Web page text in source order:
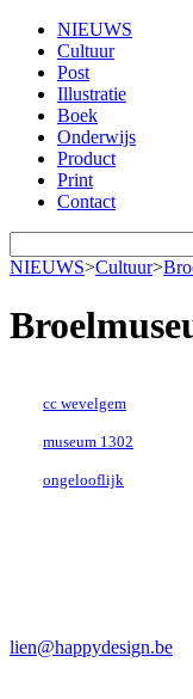
NIEUWS
Cultuur
Post
Illustratie
Boek
Onderwijs
Product
Print
Contact
NIEUWS>Cultuur>
cc wevelgem
museum 1302
ongelooflijk
lien@happydesign.be